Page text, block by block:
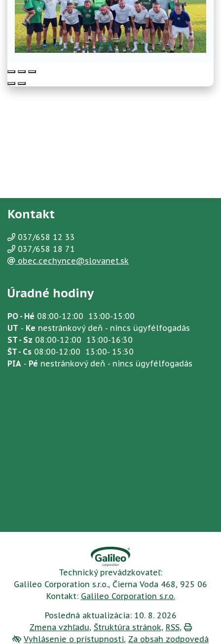
Kontakt
037/658 12 33
037/658 18 71
obec.cechynce@slovanet.sk
Úradné hodiny
PO - Hé 08:00-12:00 13:00-15:00
UT - Ke nestránkový deň - nincs ügyfélfogadás
ST - Sz 08:00-12:00 13:00-16:30
ŠT - Cs 08:00-12:00 13:00- 15:30
PIA - Pé nestránkový deň - nincs ügyfélfogadás
Technický prevádzkovateľ:
Galileo Corporation s.r.o., Čierna Voda 468, 925 06
Kontakt: Galileo Corporation s.r.o.
Posledná aktualizácia: 10. 8. 2026
Zmena vzhľadu, Štruktúra stránok, RSS, Vytlačiť
Vyhlásenie o prístupnosti, Za obsah zodpovedá